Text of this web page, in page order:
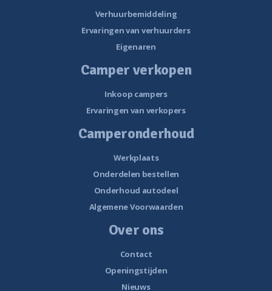
Verhuurbemiddeling
Ervaringen van verhuurders
Eigenaren
Camper verkopen
Inkoop campers
Ervaringen van verkopers
Camperonderhoud
Werkplaats
Onderdelen bestellen
Onderhoud autodeel
Algemene Voorwaarden
Over ons
Contact
Openingstijden
Nieuws